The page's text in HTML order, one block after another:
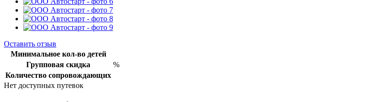
Оставить отзыв
Минимальное кол-во детей
Групповая скидка
%
Количество сопровождающих
Нет доступных путевок